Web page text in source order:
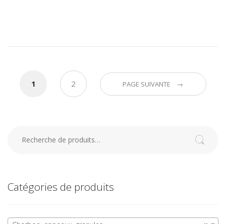
1 2 PAGE SUIVANTE →
Recherche
Catégories de produits